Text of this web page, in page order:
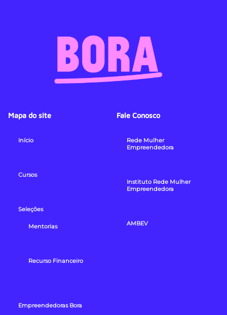
Mapa do site
Início
Cursos
Seleções
Mentorias
Recurso Financeiro
Empreendedoras Bora
Fale Conosco
Rede Mulher
Empreendedora
Instituto Rede Mulher
Empreendedora
AMBEV